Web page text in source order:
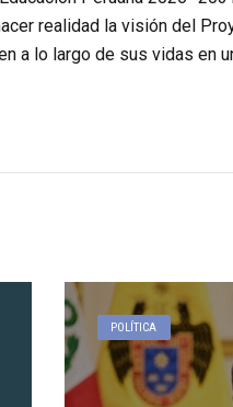
realidad la visión del
a lo largo de sus vidas en
POLÍTICA